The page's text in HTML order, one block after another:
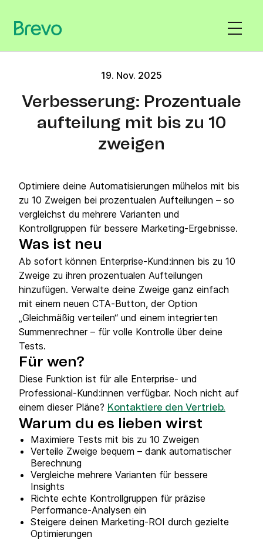
19. Nov. 2025
Verbesserung: Prozentuale
aufteilung mit bis zu 10
zweigen
Optimiere deine Automatisierungen mühelos mit bis
zu 10 Zweigen bei prozentualen Aufteilungen – so
vergleichst du mehrere Varianten und
Kontrollgruppen für bessere Marketing‑Ergebnisse.
Was ist neu
Ab sofort können Enterprise‑Kund:innen bis zu 10
Zweige zu ihren prozentualen Aufteilungen
hinzufügen. Verwalte deine Zweige ganz einfach
mit einem neuen CTA‑Button, der Option
„Gleichmäßig verteilen“ und einem integrierten
Summenrechner – für volle Kontrolle über deine
Tests.
Für wen?
Diese Funktion ist für alle Enterprise‑ und
Professional‑Kund:innen verfügbar. Noch nicht auf
einem dieser Pläne? Kontaktiere den Vertrieb.
Warum du es lieben wirst
Maximiere Tests mit bis zu 10 Zweigen
Verteile Zweige bequem – dank automatischer
Berechnung
Vergleiche mehrere Varianten für bessere
Insights
Richte echte Kontrollgruppen für präzise
Performance‑Analysen ein
Steigere deinen Marketing‑ROI durch gezielte
Optimierungen